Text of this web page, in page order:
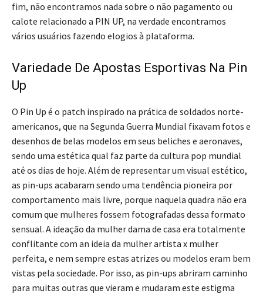
fim, não encontramos nada sobre o não pagamento ou
calote relacionado a PIN UP, na verdade encontramos
vários usuários fazendo elogios à plataforma.
Variedade De Apostas Esportivas Na Pin
Up
O Pin Up é o patch inspirado na prática de soldados norte-
americanos, que na Segunda Guerra Mundial fixavam fotos e
desenhos de belas modelos em seus beliches e aeronaves,
sendo uma estética qual faz parte da cultura pop mundial
até os dias de hoje. Além de representar um visual estético,
as pin-ups acabaram sendo uma tendência pioneira por
comportamento mais livre, porque naquela quadra não era
comum que mulheres fossem fotografadas dessa formato
sensual. A ideação da mulher dama de casa era totalmente
conflitante com an ideia da mulher artista x mulher
perfeita, e nem sempre estas atrizes ou modelos eram bem
vistas pela sociedade. Por isso, as pin-ups abriram caminho
para muitas outras que vieram e mudaram este estigma